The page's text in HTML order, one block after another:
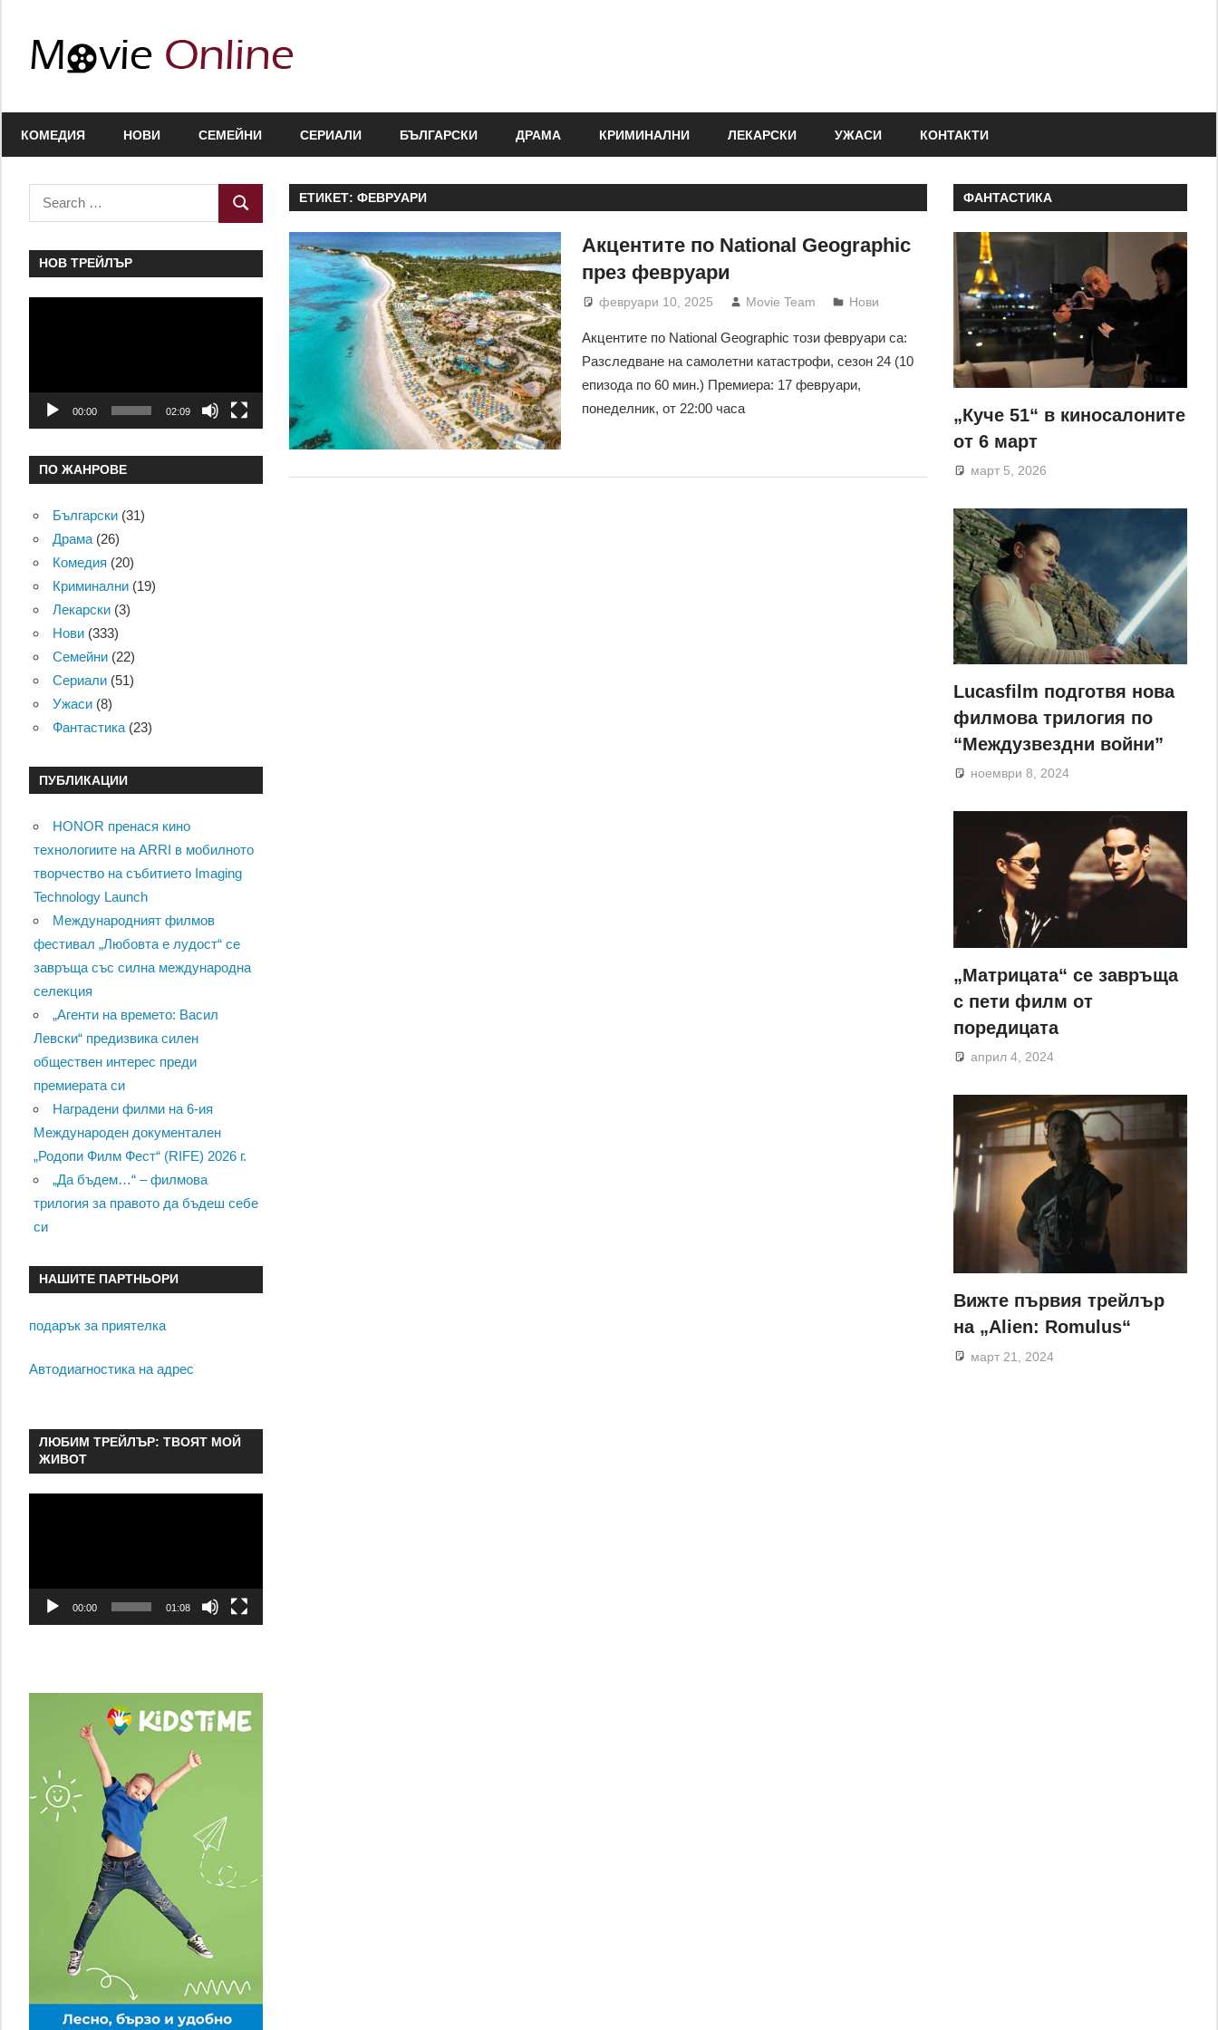
content
полезна
сценарии,
КОМЕДИЯ НОВИ СЕМЕЙНИ СЕРИАЛИ БЪЛГАРСКИ ДРАМА КРИМИНАЛНИ ЛЕКАРСКИ УЖАСИ КОНТАКТИ
ЕТИКЕТ:ФЕВРУАРИ
Акцентите по National Geographic
през февруари
февруари 10, 2025 Movie Team Нови
Акцентите по National Geographic този февруари са:
Разследване на самолетни катастрофи, сезон 24 (10
епизода по 60 мин.) Премиера: 17 февруари,
понеделник, от 22:00 часа
Search
for:
SEARCH
НОВ ТРЕЙЛЪР
00:00 02:09
ПО ЖАНРОВЕ
Български(31)
Драма(26)
Комедия (20)
Криминални(19)
Лекарски(3)
Нови(333)
Семейни(22)
Сериали(51)
Ужаси(8)
Фантастика(23)
ПУБЛИКАЦИИ
HONOR пренася кино
технологиите на ARRI в мобилното
творчество на събитието Imaging
Technology Launch
Международният филмов
фестивал „Любовта е лудост“ се
завръща със силна международна
селекция
„Агенти на времето: Васил
Левски“ предизвика силен
обществен интерес преди
премиерата си
Наградени филми на 6-ия
Международен документален
„Родопи Филм Фест“ (RIFE) 2026 г.
„Да бъдем…“ – филмова
трилогия за правото да бъдеш себе
си
НАШИТЕ ПАРТНЬОРИ
подарък за приятелка
Автодиагностика на адрес
ЛЮБИМ ТРЕЙЛЪР: ТВОЯТ МОЙ
ЖИВОТ
00:00 01:08
ФАНТАСТИКА
„Куче 51“ в киносалоните
от 6 март
март 5, 2026
Lucasfilm подготвя нова
филмова трилогия по
“Междузвездни войни”
ноември 8, 2024
„Матрицата“ се завръща
с пети филм от
поредицата
април 4, 2024
Вижте първия трейлър
на „Alien: Romulus“
март 21, 2024